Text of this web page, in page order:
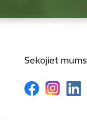
Sekojiet mums